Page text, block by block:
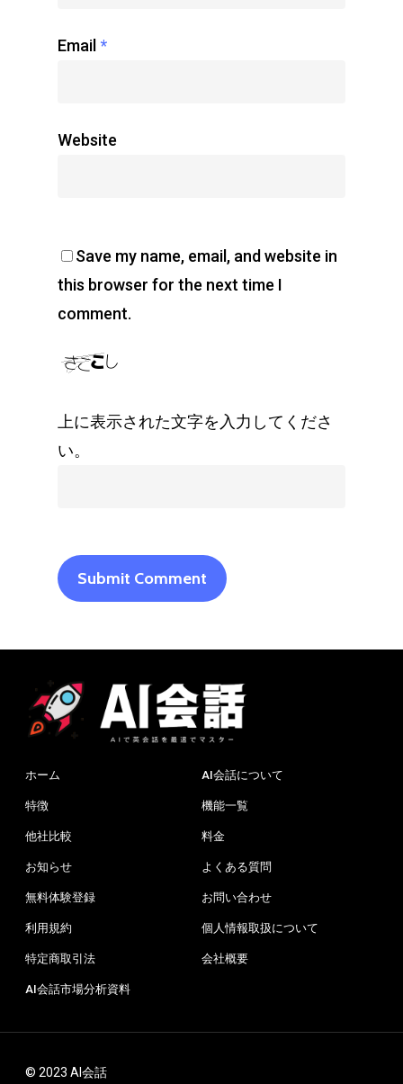
Email *
Website
Save my name, email, and website in
this browser for the next time I
comment.
上に表示された文字を入力してくださ
い。
ホーム AI会話について
特徴 機能一覧
他社比較 料金
お知らせ よくある質問
無料体験登録 お問い合わせ
利用規約 個人情報取扱について
特定商取引法 会社概要
AI会話市場分析資料
© 2023 AI会話